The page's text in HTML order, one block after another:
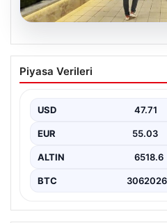
05.08.2026
Menderes Belediyesi
Firari başkan
Sonuçlandı: Firari Başkan
"content": "İzmir’in Menderes…
Piyasa Verileri
USD 47.71
EUR 55.03
ALTIN 6518.6
BTC 3062026